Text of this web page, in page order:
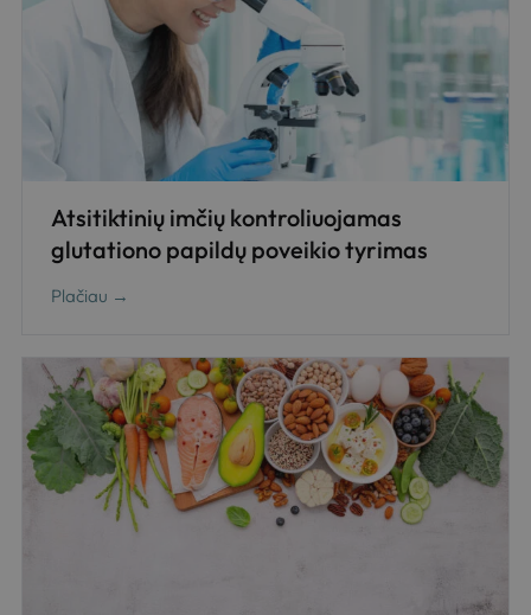
Atsitiktinių imčių kontroliuojamas
glutationo papildų poveikio tyrimas
Plačiau →